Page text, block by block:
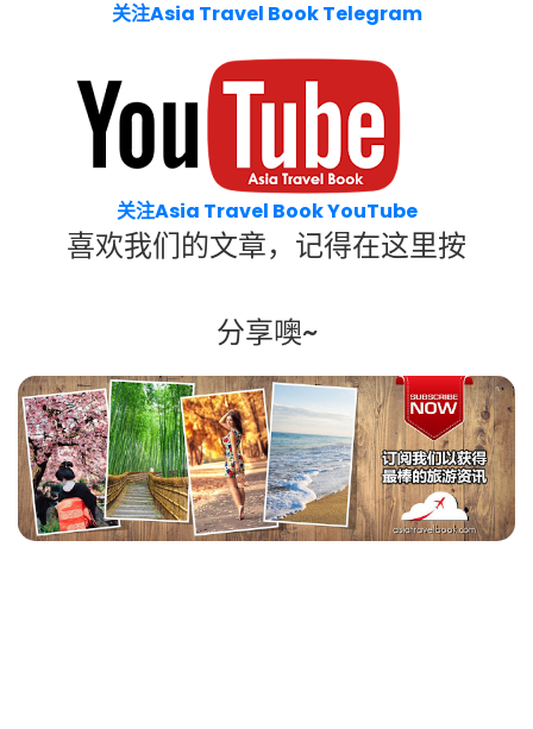
关注Asia Travel Book Telegram
关注Asia Travel Book YouTube
喜欢我们的文章，记得在这里按
分享噢~